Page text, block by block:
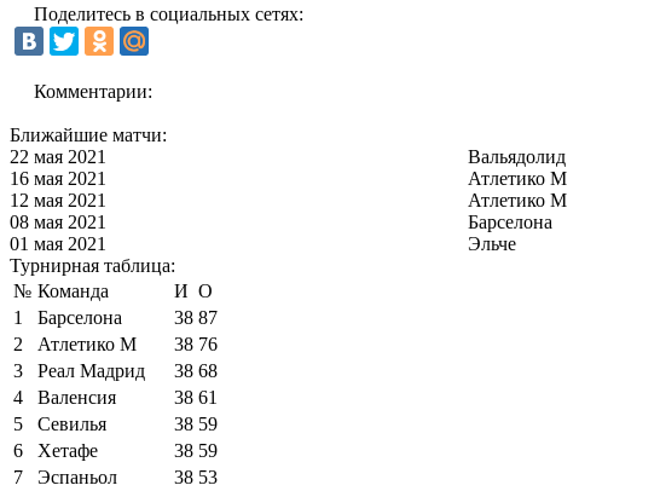
Поделитесь в социальных сетях:
Комментарии:
Ближайшие матчи:
22 мая 2021
Вальядолид
16 мая 2021
Атлетико М
12 мая 2021
Атлетико М
08 мая 2021
Барселона
01 мая 2021
Эльче
Турнирная таблица:
№ Команда И О
1
Барселона 38 87
2
Атлетико М 38 76
3
Реал Мадрид 38 68
4
Валенсия 38 61
5
Севилья 38 59
6
Хетафе 38 59
7
Эспаньол 38 53